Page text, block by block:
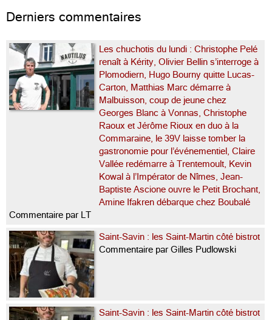
Derniers commentaires
Les chuchotis du lundi : Christophe Pelé
renaît à Kérity, Olivier Bellin s’interroge à
Plomodiern, Hugo Bourny quitte Lucas-
Carton, Matthias Marc démarre à
Malbuisson, coup de jeune chez
Georges Blanc à Vonnas, Christophe
Raoux et Jérôme Rioux en duo à la
Commaraine, le 39V laisse tomber la
gastronomie pour l’événementiel, Claire
Vallée redémarre à Trentemoult, Kevin
Kowal à l’Impérator de Nîmes, Jean-
Baptiste Ascione ouvre le Petit Brochant,
Amine Ifakren débarque chez Boubalé
Commentaire par LT
Saint-Savin : les Saint-Martin côté bistrot
Commentaire par Gilles Pudlowski
Saint-Savin : les Saint-Martin côté bistrot